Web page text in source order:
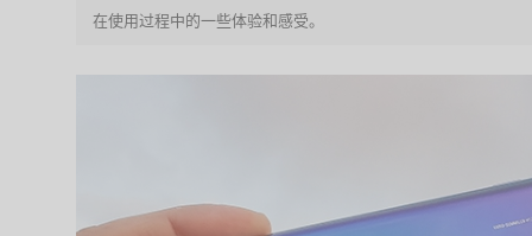
在使用过程中的一些体验和感受。